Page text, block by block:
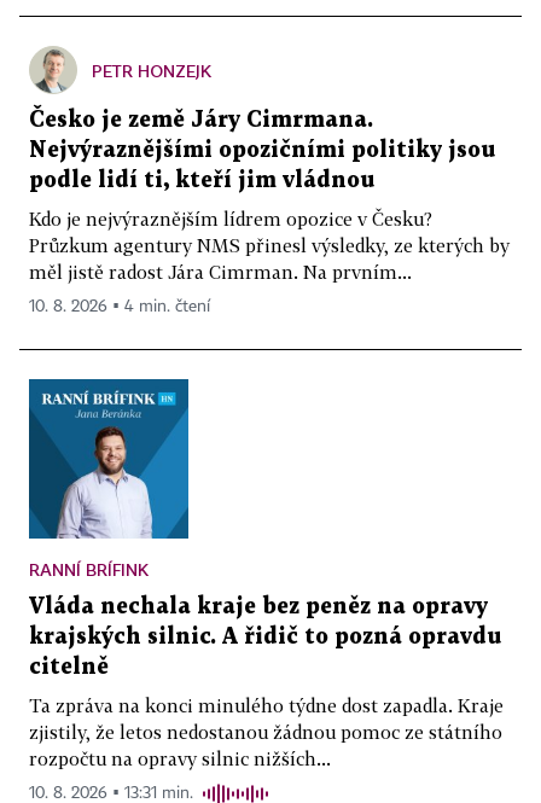
PETR HONZEJK
Česko je země Járy Cimrmana.
Nejvýraznějšími opozičními politiky jsou
podle lidí ti, kteří jim vládnou
Kdo je nejvýraznějším lídrem opozice v Česku?
Průzkum agentury NMS přinesl výsledky, ze kterých by
měl jistě radost Jára Cimrman. Na prvním...
10. 8. 2026 ▪ 4 min. čtení
RANNÍ BRÍFINK
Vláda nechala kraje bez peněz na opravy
krajských silnic. A řidič to pozná opravdu
citelně
Ta zpráva na konci minulého týdne dost zapadla. Kraje
zjistily, že letos nedostanou žádnou pomoc ze státního
rozpočtu na opravy silnic nižších...
10. 8. 2026 ▪ 13:31 min.